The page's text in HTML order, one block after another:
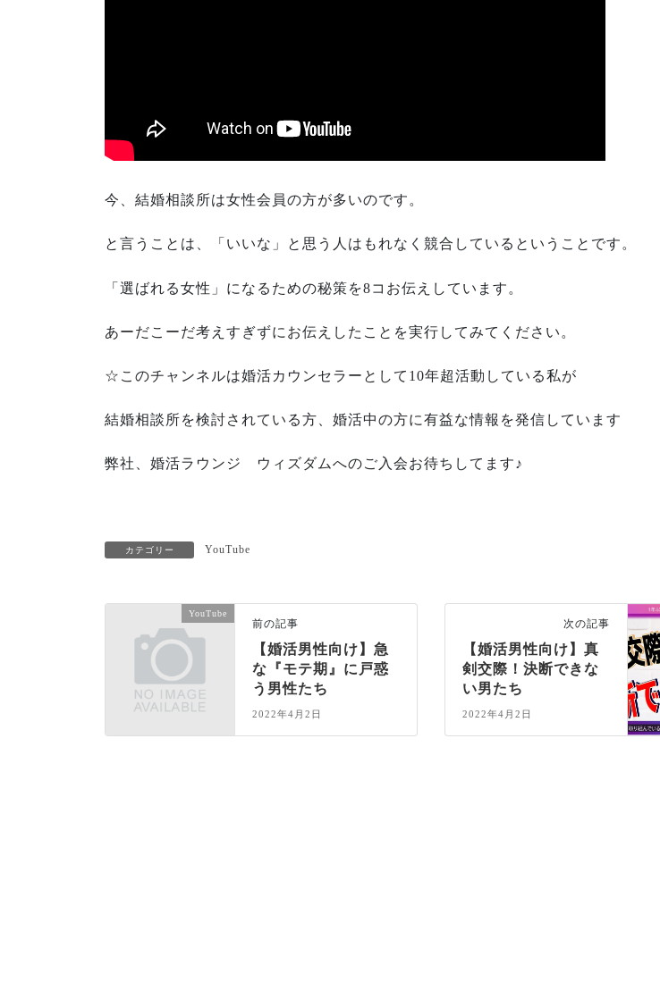
今、結婚相談所は女性会員の方が多いのです。
と言うことは、「いいな」と思う人はもれなく競合しているということです。
「選ばれる女性」になるための秘策を8コお伝えしています。
あーだこーだ考えすぎずにお伝えしたことを実行してみてください。
☆このチャンネルは婚活カウンセラーとして10年超活動している私が
結婚相談所を検討されている方、婚活中の方に有益な情報を発信しています
弊社、婚活ラウンジ ウィズダムへのご入会お待ちしてます♪
カテゴリー YouTube
YouTube
前の記事
【婚活男性向け】急
な『モテ期』に戸惑
う男性たち
2022年4月2日
次の記事
【婚活男性向け】真
剣交際！決断できな
い男たち
2022年4月2日